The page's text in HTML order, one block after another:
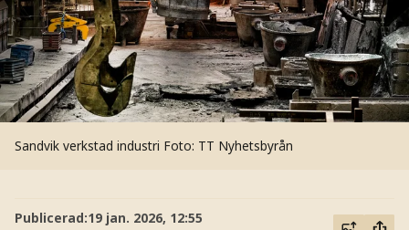
Sandvik verkstad industri Foto: TT Nyhetsbyrån
Publicerad:19 jan. 2026, 12:55